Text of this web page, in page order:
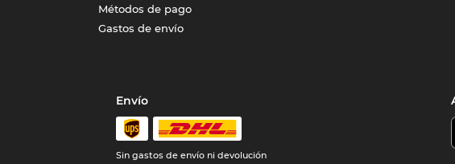
Métodos de pago
Gastos de envío
Envío
Sin gastos de envío ni devolución